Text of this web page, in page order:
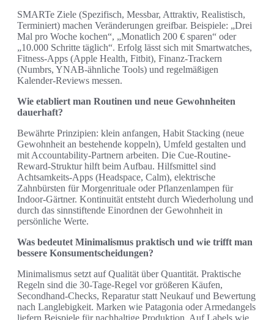
SMARTe Ziele (Spezifisch, Messbar, Attraktiv, Realistisch,
Terminiert) machen Veränderungen greifbar. Beispiele: „Drei
Mal pro Woche kochen“, „Monatlich 200 € sparen“ oder
„10.000 Schritte täglich“. Erfolg lässt sich mit Smartwatches,
Fitness-Apps (Apple Health, Fitbit), Finanz-Trackern
(Numbrs, YNAB-ähnliche Tools) und regelmäßigen
Kalender-Reviews messen.
Wie etabliert man Routinen und neue Gewohnheiten
dauerhaft?
Bewährte Prinzipien: klein anfangen, Habit Stacking (neue
Gewohnheit an bestehende koppeln), Umfeld gestalten und
mit Accountability-Partnern arbeiten. Die Cue-Routine-
Reward-Struktur hilft beim Aufbau. Hilfsmittel sind
Achtsamkeits-Apps (Headspace, Calm), elektrische
Zahnbürsten für Morgenrituale oder Pflanzenlampen für
Indoor-Gärtner. Kontinuität entsteht durch Wiederholung und
durch das sinnstiftende Einordnen der Gewohnheit in
persönliche Werte.
Was bedeutet Minimalismus praktisch und wie trifft man
bessere Konsumentscheidungen?
Minimalismus setzt auf Qualität über Quantität. Praktische
Regeln sind die 30‑Tage-Regel vor größeren Käufen,
Secondhand-Checks, Reparatur statt Neukauf und Bewertung
nach Langlebigkeit. Marken wie Patagonia oder Armedangels